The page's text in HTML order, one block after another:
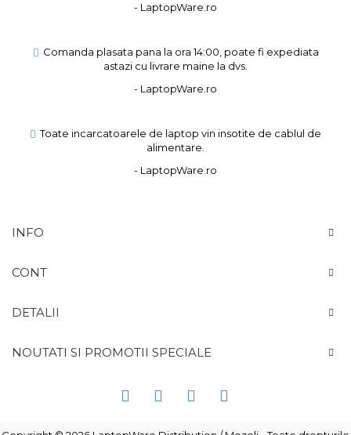
- LaptopWare.ro
Comanda plasata pana la ora 14:00, poate fi expediata
astazi cu livrare maine la dvs.
- LaptopWare.ro
Toate incarcatoarele de laptop vin insotite de cablul de
alimentare.
- LaptopWare.ro
INFO
CONT
DETALII
NOUTATI SI PROMOTII SPECIALE